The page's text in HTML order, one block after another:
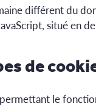
différent du
situé en
de
le